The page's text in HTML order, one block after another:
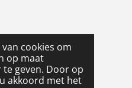
cookies om
op maat
geven. Door op
u akkoord met het